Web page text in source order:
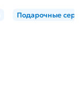
Подарочные